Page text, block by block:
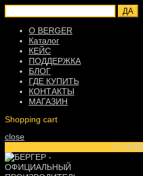
ДА
О BERGER
Каталог
КЕЙС
ПОДДЕРЖКА
БЛОГ
ГДЕ КУПИТЬ
КОНТАКТЫ
МАГАЗИН
Shopping cart
close
+7